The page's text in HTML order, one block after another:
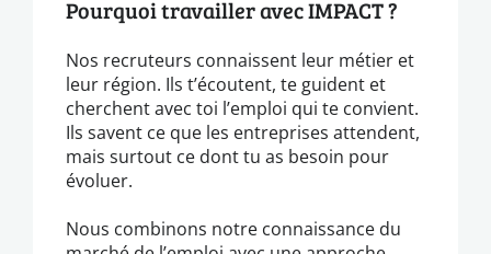
Pourquoi travailler avec IMPACT ?
Nos recruteurs connaissent leur métier et
leur région. Ils t’écoutent, te guident et
cherchent avec toi l’emploi qui te convient.
Ils savent ce que les entreprises attendent,
mais surtout ce dont tu as besoin pour
évoluer.
Nous combinons notre connaissance du